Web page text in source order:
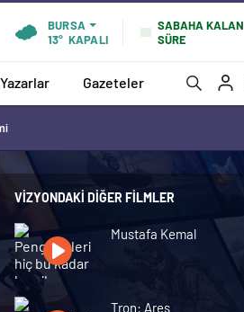
BURSA
13° KAPALI
SABAHA KALAN
SÜRE
Yazarlar Gazeteler
VIZYONDAKI DIĞER FILMLER
Mustafa Kemal
Tron: Ares